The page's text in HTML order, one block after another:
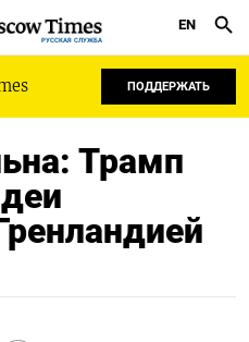
РУССКАЯ СЛУЖБА
EN
ПОДДЕРЖАТЬ
Трамп